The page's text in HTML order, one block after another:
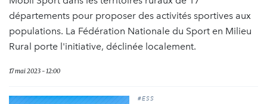
départements pour proposer des activités sportives aux
populations. La Fédération Nationale du Sport en Milieu
Rural porte l'initiative, déclinée localement.
17 mai 2023 - 12:00
#ESS